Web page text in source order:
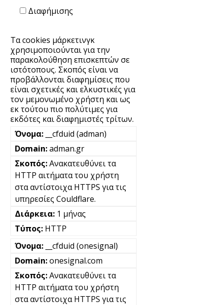
Διαφήμισης
Τα cookies μάρκετινγκ
χρησιμοποιούνται για την
παρακολούθηση επισκεπτών σε
ιστότοπους. Σκοπός είναι να
προβάλλονται διαφημίσεις που
είναι σχετικές και ελκυστικές για
τον μεμονωμένο χρήστη και ως
εκ τούτου πιο πολύτιμες για
εκδότες και διαφημιστές τρίτων.
__cfduid (adman)
adman.gr
Ανακατευθύνει τα
HTTP αιτήματα του χρήστη
στα αντίστοιχα HTTPS για τις
υπηρεσίες Couldflare.
1 μήνας
HTTP
__cfduid (onesignal)
onesignal.com
Ανακατευθύνει τα
HTTP αιτήματα του χρήστη
στα αντίστοιχα HTTPS για τις